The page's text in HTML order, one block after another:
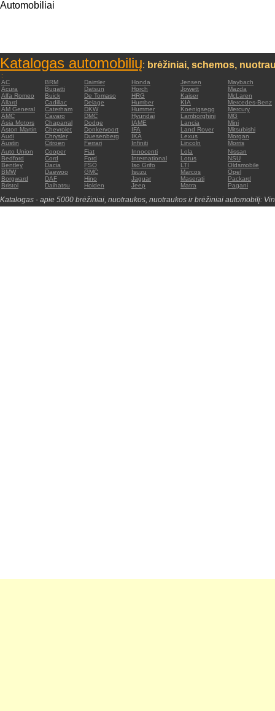
Automobiliai
Katalogas automobilių: brėžiniai, schemos,
:
AC
BRM Daimler Honda Jensen
Maybach
Acura
Bugatti Datsun Horch Jowett
Mazda
Alfa Romeo
Buick De Tomaso HRG Kaiser
McLaren
Allard
Cadillac Delage Humber KIA
Mercedes-Benz
AM General
Caterham DKW Hummer Koenigsegg
Mercury
AMC
Cavaro DMC Hyundai Lamborghini
MG
Asia Motors
Chaparral Dodge IAME Lancia
Mini
Aston Martin
Chevrolet Donkervoort IFA Land Rover
Mitsubishi
Audi
Chrysler Duesenberg IKA Lexus
Morgan
Austin
Citroen Ferrari Infiniti Lincoln
Morris
Auto Union
Cooper Fiat Innocenti Lola
Nissan
Bedford
Cord Ford International Lotus
NSU
Bentley
Dacia FSO Iso Grifo LTI
Oldsmobile
BMW
Daewoo GMC Isuzu Marcos
Opel
Borgward
DAF Hino Jaguar Maserati
Packard
Bristol
Daihatsu Holden Jeep Matra Pagani
Katalogas - apie 5000 brėžiniai, nuotraukos, nuotraukos ir brėžiniai automobilį: